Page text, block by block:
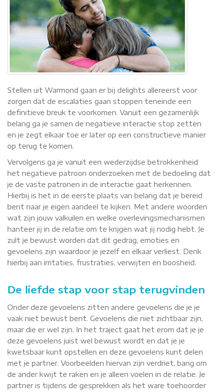
Stellen uit Warmond gaan er bij delights allereerst voor
zorgen dat de escalaties gaan stoppen teneinde een
definitieve breuk te voorkomen. Vanuit een gezamenlijk
belang ga je samen de negatieve interactie stop zetten
en je zegt elkaar toe er later op een constructieve manier
op terug te komen.
Vervolgens ga je vanuit een wederzijdse betrokkenheid
het negatieve patroon onderzoeken met de bedoeling dat
je de vaste patronen in de interactie gaat herkennen.
Hierbij is het in de eerste plaats van belang dat je bereid
bent naar je eigen aandeel te kijken. Met andere woorden
wat zijn jouw valkuilen en welke overlevingsmechanismen
hanteer jij in de relatie om te krijgen wat jij nodig hebt. Je
zult je bewust worden dat dit gedrag, emoties en
gevoelens zijn waardoor je jezelf en elkaar verliest. Denk
hierbij aan irritaties, frustraties, verwijten en boosheid.
De liefde stap voor stap terugvinden
Onder deze gevoelens zitten andere gevoelens die je je
vaak niet bewust bent. Gevoelens die niet zichtbaar zijn,
maar die er wel zijn. In het traject gaat het erom dat je je
deze gevoelens juist wel bewust wordt en dat je je
kwetsbaar kunt opstellen en deze gevoelens kunt delen
met je partner. Voorbeelden hiervan zijn verdriet, bang om
de ander kwijt te raken en je alleen voelen in de relatie. Je
partner is tijdens de gesprekken als het ware toehoorder